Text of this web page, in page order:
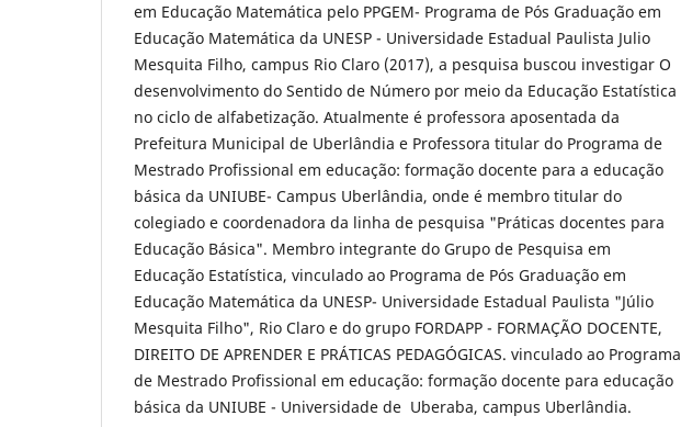
em Educação Matemática pelo PPGEM- Programa de Pós Graduação em
Educação Matemática da UNESP - Universidade Estadual Paulista Julio
Mesquita Filho, campus Rio Claro (2017), a pesquisa buscou investigar O
desenvolvimento do Sentido de Número por meio da Educação Estatística
no ciclo de alfabetização. Atualmente é professora aposentada da
Prefeitura Municipal de Uberlândia e Professora titular do Programa de
Mestrado Profissional em educação: formação docente para a educação
básica da UNIUBE- Campus Uberlândia, onde é membro titular do
colegiado e coordenadora da linha de pesquisa "Práticas docentes para
Educação Básica". Membro integrante do Grupo de Pesquisa em
Educação Estatística, vinculado ao Programa de Pós Graduação em
Educação Matemática da UNESP- Universidade Estadual Paulista "Júlio
Mesquita Filho", Rio Claro e do grupo FORDAPP - FORMAÇÃO DOCENTE,
DIREITO DE APRENDER E PRÁTICAS PEDAGÓGICAS. vinculado ao Programa
de Mestrado Profissional em educação: formação docente para educação
básica da UNIUBE - Universidade de Uberaba, campus Uberlândia.